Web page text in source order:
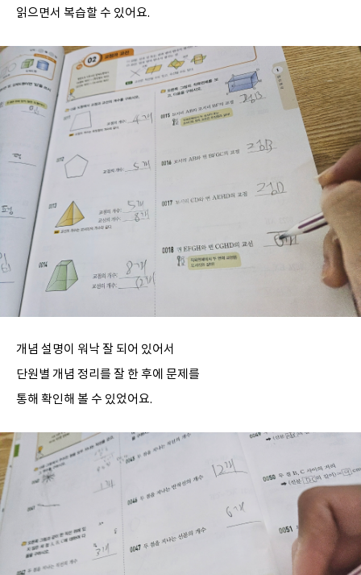
읽으면서 복습할 수 있어요.
개념 설명이 워낙 잘 되어 있어서
단원별 개념 정리를 잘 한 후에 문제를
통해 확인해 볼 수 있었어요.